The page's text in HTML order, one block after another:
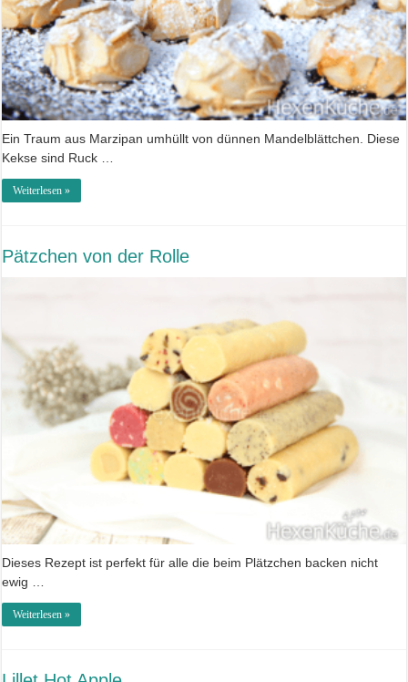
Ein Traum aus Marzipan umhüllt von dünnen Mandelblättchen. Diese
Kekse sind Ruck …
Weiterlesen »
Pätzchen von der Rolle
Dieses Rezept ist perfekt für alle die beim Plätzchen backen nicht
ewig …
Weiterlesen »